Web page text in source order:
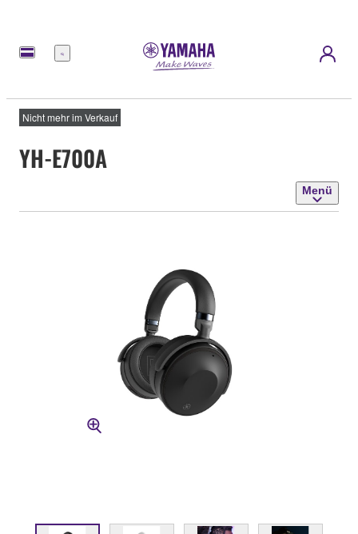
Menü
Nicht mehr im Verkauf
YH-E700A
Menü